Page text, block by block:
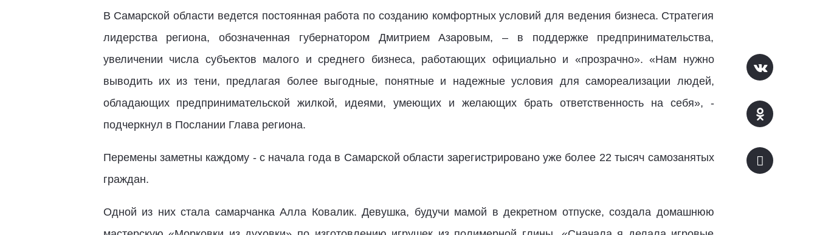
В Самарской области ведется постоянная работа по созданию комфортных условий для ведения бизнеса. Стратегия
лидерства региона, обозначенная губернатором Дмитрием Азаровым, – в поддержке предпринимательства,
увеличении числа субъектов малого и среднего бизнеса, работающих официально и «прозрачно». «Нам нужно
выводить их из тени, предлагая более выгодные, понятные и надежные условия для самореализации людей,
обладающих предпринимательской жилкой, идеями, умеющих и желающих брать ответственность на себя», -
подчеркнул в Послании Глава региона.
Перемены заметны каждому - с начала года в Самарской области зарегистрировано уже более 22 тысяч самозанятых
граждан.
Одной из них стала самарчанка Алла Ковалик. Девушка, будучи мамой в декретном отпуске, создала домашнюю